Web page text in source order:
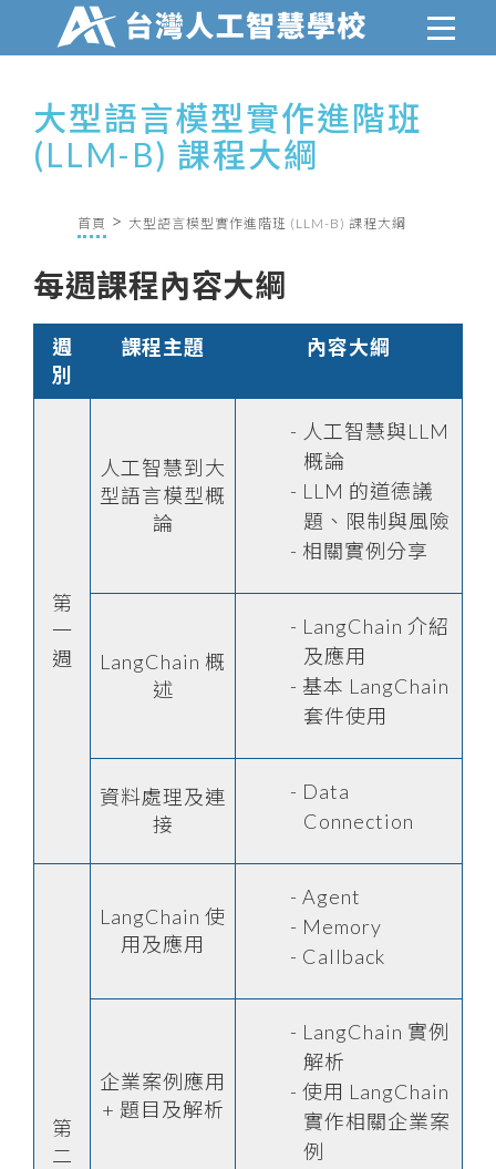
大型語言模型實作進階班
(LLM-B) 課程大綱
首頁 大型語言模型實作進階班 (LLM-B) 課程大綱
每週課程內容大綱
週
別
課程主題 內容大綱
第
一
週
人工智慧到大
型語言模型概
論
人工智慧與LLM
概論
LLM 的道德議
題、限制與風險
相關實例分享
LangChain 概
述
LangChain 介紹
及應用
基本 LangChain
套件使用
資料處理及連
接
Data
Connection
第
二
LangChain 使
用及應用
Agent
Memory
Callback
企業案例應用
+ 題目及解析
LangChain 實例
解析
使用 LangChain
實作相關企業案
例